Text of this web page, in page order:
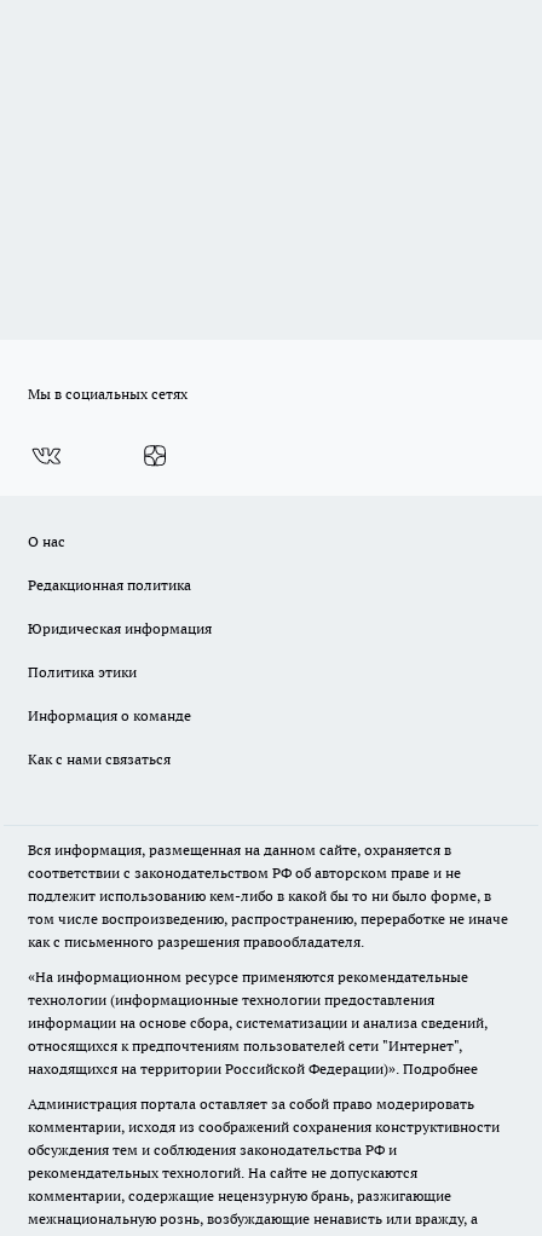
Мы в социальных сетях
О нас
Редакционная политика
Юридическая информация
Политика этики
Информация о команде
Как с нами связаться
Вся информация, размещенная на данном сайте, охраняется в
соответствии с законодательством РФ об авторском праве и не
подлежит использованию кем-либо в какой бы то ни было форме, в
том числе воспроизведению, распространению, переработке не иначе
как с письменного разрешения правообладателя.
«На информационном ресурсе применяются рекомендательные
технологии (информационные технологии предоставления
информации на основе сбора, систематизации и анализа сведений,
относящихся к предпочтениям пользователей сети "Интернет",
находящихся на территории Российской Федерации)». Подробнее
Администрация портала оставляет за собой право модерировать
комментарии, исходя из соображений сохранения конструктивности
обсуждения тем и соблюдения законодательства РФ и
рекомендательных технологий. На сайте не допускаются
комментарии, содержащие нецензурную брань, разжигающие
межнациональную рознь, возбуждающие ненависть или вражду, а